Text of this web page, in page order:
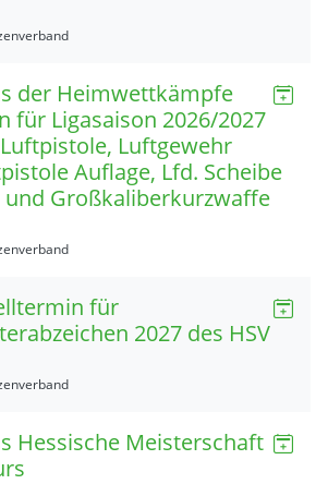
der Heimwettkämpfe
für Ligasaison 2026/2027
Luftgewehr
Auflage, Lfd. Scheibe
und Großkaliberkurzwaffe
für
2027 des HSV
Hessische Meisterschaft